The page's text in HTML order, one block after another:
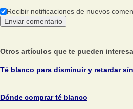
Recibir notificaciones de nuevos
Otros artículos que te pueden
Té blanco para disminuir y retardar
Dónde comprar té blanco